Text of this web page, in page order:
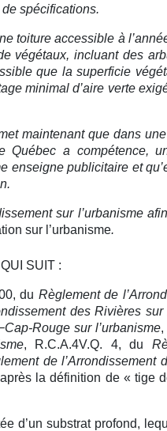
de spécifications.
toiture accessible à
végétaux, incluant des
que la superficie
minimal d’aire verte
maintenant que dans
Québec a compétence,
enseigne publicitaire et
sur l’urbanisme
sur l’urbanisme.
SUIT :
du Règlement de
des Rivières sur
Rouge sur l’urbanisme,
, R.C.A.4V.Q. 4, du
de l’Arrondissement
la définition de « tige
d’un substrat profond,